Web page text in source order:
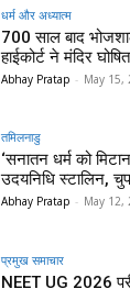
धर्म और अध्यात्म
700 साल बाद
हाईकोर्ट ने मंदिर
Abhay Pratap - May 15,
तमिलनाडु
‘सनातन धर्म को
उदयनिधि स्टालिन,
Abhay Pratap - May 12,
प्रमुख समाचार‎
NEET UG 2026